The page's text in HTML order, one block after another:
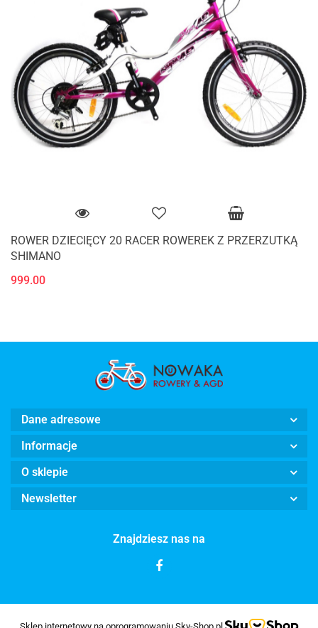
ROWER DZIECIĘCY 20 RACER ROWEREK Z PRZERZUTKĄ
SHIMANO
999.00
Dane adresowe
Informacje
O sklepie
Newsletter
Znajdziesz nas na